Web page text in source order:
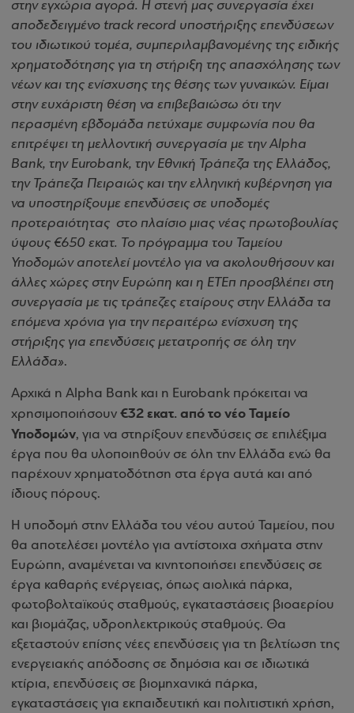
στην εγχώρια αγορά. Η στενή μας συνεργασία έχει
αποδεδειγμένο track record υποστήριξης επενδύσεων
του ιδιωτικού τομέα, συμπεριλαμβανομένης της ειδικής
χρηματοδότησης για τη στήριξη της απασχόλησης των
νέων και της ενίσχυσης της θέσης των γυναικών. Είμαι
στην ευχάριστη θέση να επιβεβαιώσω ότι την
περασμένη εβδομάδα πετύχαμε συμφωνία που θα
επιτρέψει τη μελλοντική συνεργασία με την Alpha
Bank, την Eurobank, την Εθνική Τράπεζα της Ελλάδος,
την Τράπεζα Πειραιώς και την ελληνική κυβέρνηση για
να υποστηρίξουμε επενδύσεις σε υποδομές
προτεραιότητας στο πλαίσιο μιας νέας πρωτοβουλίας
ύψους €650 εκατ. Το πρόγραμμα του Ταμείου
Υποδομών αποτελεί μοντέλο για να ακολουθήσουν και
άλλες χώρες στην Ευρώπη και η ΕΤΕπ προσβλέπει στη
συνεργασία με τις τράπεζες εταίρους στην Ελλάδα τα
επόμενα χρόνια για την περαιτέρω ενίσχυση της
στήριξης για επενδύσεις μετατροπής σε όλη την
Ελλάδα».
Αρχικά η Alpha Bank και η Eurobank πρόκειται να
χρησιμοποιήσουν €32 εκατ. από το νέο Ταμείο
Υποδομών, για να στηρίξουν επενδύσεις σε επιλέξιμα
έργα που θα υλοποιηθούν σε όλη την Ελλάδα ενώ θα
παρέχουν χρηματοδότηση στα έργα αυτά και από
ίδιους πόρους.
Η υποδομή στην Ελλάδα του νέου αυτού Ταμείου, που
θα αποτελέσει μοντέλο για αντίστοιχα σχήματα στην
Ευρώπη, αναμένεται να κινητοποιήσει επενδύσεις σε
έργα καθαρής ενέργειας, όπως αιολικά πάρκα,
φωτοβολταϊκούς σταθμούς, εγκαταστάσεις βιοαερίου
και βιομάζας, υδροηλεκτρικούς σταθμούς. Θα
εξεταστούν επίσης νέες επενδύσεις για τη βελτίωση της
ενεργειακής απόδοσης σε δημόσια και σε ιδιωτικά
κτίρια, επενδύσεις σε βιομηχανικά πάρκα,
εγκαταστάσεις για εκπαιδευτική και πολιτιστική χρήση,